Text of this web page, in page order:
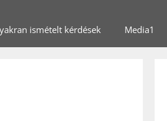
ismételt kérdések Media1